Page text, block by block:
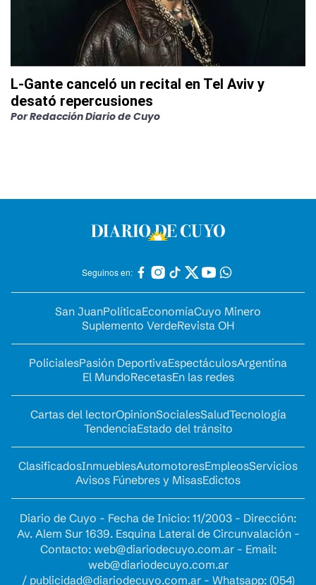
L-Gante canceló un recital en Tel Aviv y
desató repercusiones
PorRedacción Diario de Cuyo
Seguinos en:
San JuanPolíticaEconomíaCuyo Minero
Suplemento VerdeRevista OH
PolicialesPasión DeportivaEspectáculosArgentina
El MundoRecetasEn las redes
Cartas del lectorOpinionSocialesSaludTecnología
TendenciaEstado del tránsito
ClasificadosInmueblesAutomotoresEmpleosServicios
Avisos Fúnebres y MisasEdictos
Diario de Cuyo - Fecha de Inicio: 11/2003 - Dirección:
Av. Alem Sur 1639. Esquina Lateral de Circunvalación -
Contacto: web@diariodecuyo.com.ar- Email:
web@diariodecuyo.com.ar
/ publicidad@diariodecuyo.com.ar- Whatsapp: (054)